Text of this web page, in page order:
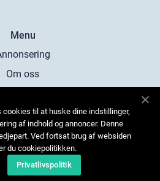
Menu
Om oss
oss
Sitemap
cookies til at huske dine indstillinger,
af indhold og annoncer. Denne
Ved fortsat brug af websiden
du cookiepolitikken.
Privatlivspolitik